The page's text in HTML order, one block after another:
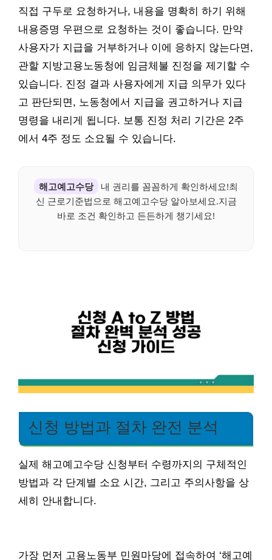
직접 구두로 요청하거나, 내용을 명확히 하기 위해
내용증명 우편으로 요청하는 것이 좋습니다. 만약
사용자가 지급을 거부하거나 이에 응하지 않는다면,
관할 지방고용노동청에 임금체불 진정을 제기할 수
있습니다. 진정 결과 사용자에게 지급 의무가 있다
고 판단되면, 노동청에서 지급을 권고하거나 지급
명령을 내리게 됩니다. 보통 진정 처리 기간은 2주
에서 4주 정도 소요될 수 있습니다.
해고예고수당
내 권리를 꼼꼼하게 확인하세요!최
신 근로기준법으로 해고예고수당 알아보세요.지금
바로 조건 확인하고 든든하게 챙기세요!
신청 방법과 절차 완전 분석
실제 해고예고수당 신청부터 수령까지의 구체적인
방법과 각 단계별 소요 시간, 그리고 주의사항을 상
세히 안내합니다.
가장 먼저 고용노동부 민원마당에 접속하여 ‘해고예